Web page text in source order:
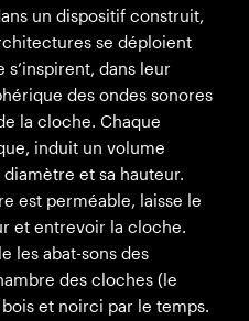
un dispositif construit,
se déploient
s’inspirent, dans leur
des ondes sonores
la cloche. Chaque
induit un volume
et sa hauteur.
est perméable, laisse le
et entrevoir la cloche.
les abat-sons des
des cloches (le
et noirci par le temps.